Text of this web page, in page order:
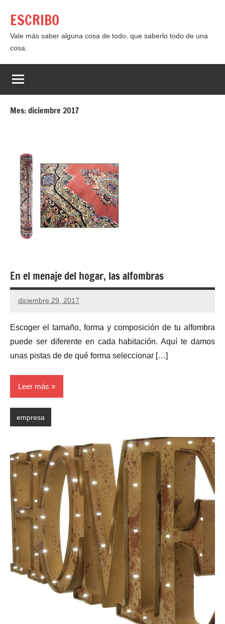
contenido
ESCRIBO
Vale más saber alguna cosa de todo, que saberlo todo de una
cosa.
Mes:diciembre 2017
En el menaje del hogar, las alfombras
diciembre 29, 2017
Escoger el tamaño, forma y composición de tu alfombra
puede ser diferente en cada habitación. Aquí te damos
unas pistas de de qué forma seleccionar […]
Leer más
empresa